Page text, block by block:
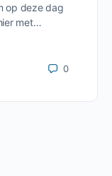
op deze dag
met…
0